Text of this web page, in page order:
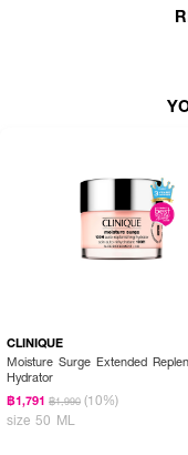
● ใช้บำรุงเป็นประจำทุกเช้า
● ลูบไล้เนื้ออิมัลชั่นเบาๆ ให้สม่
TOCOPHERYL ACETATE,
(ANGELICA ACUTILOBA),
CAFFEINE, LAVANDULA
KEISKEI LEAF/STEM
EXTRACT, CARTHAMUS
CLINIQUE
Moisture Surge Extended
Hydrator
฿1,791 ฿1,990 (10%)
size 50 ML